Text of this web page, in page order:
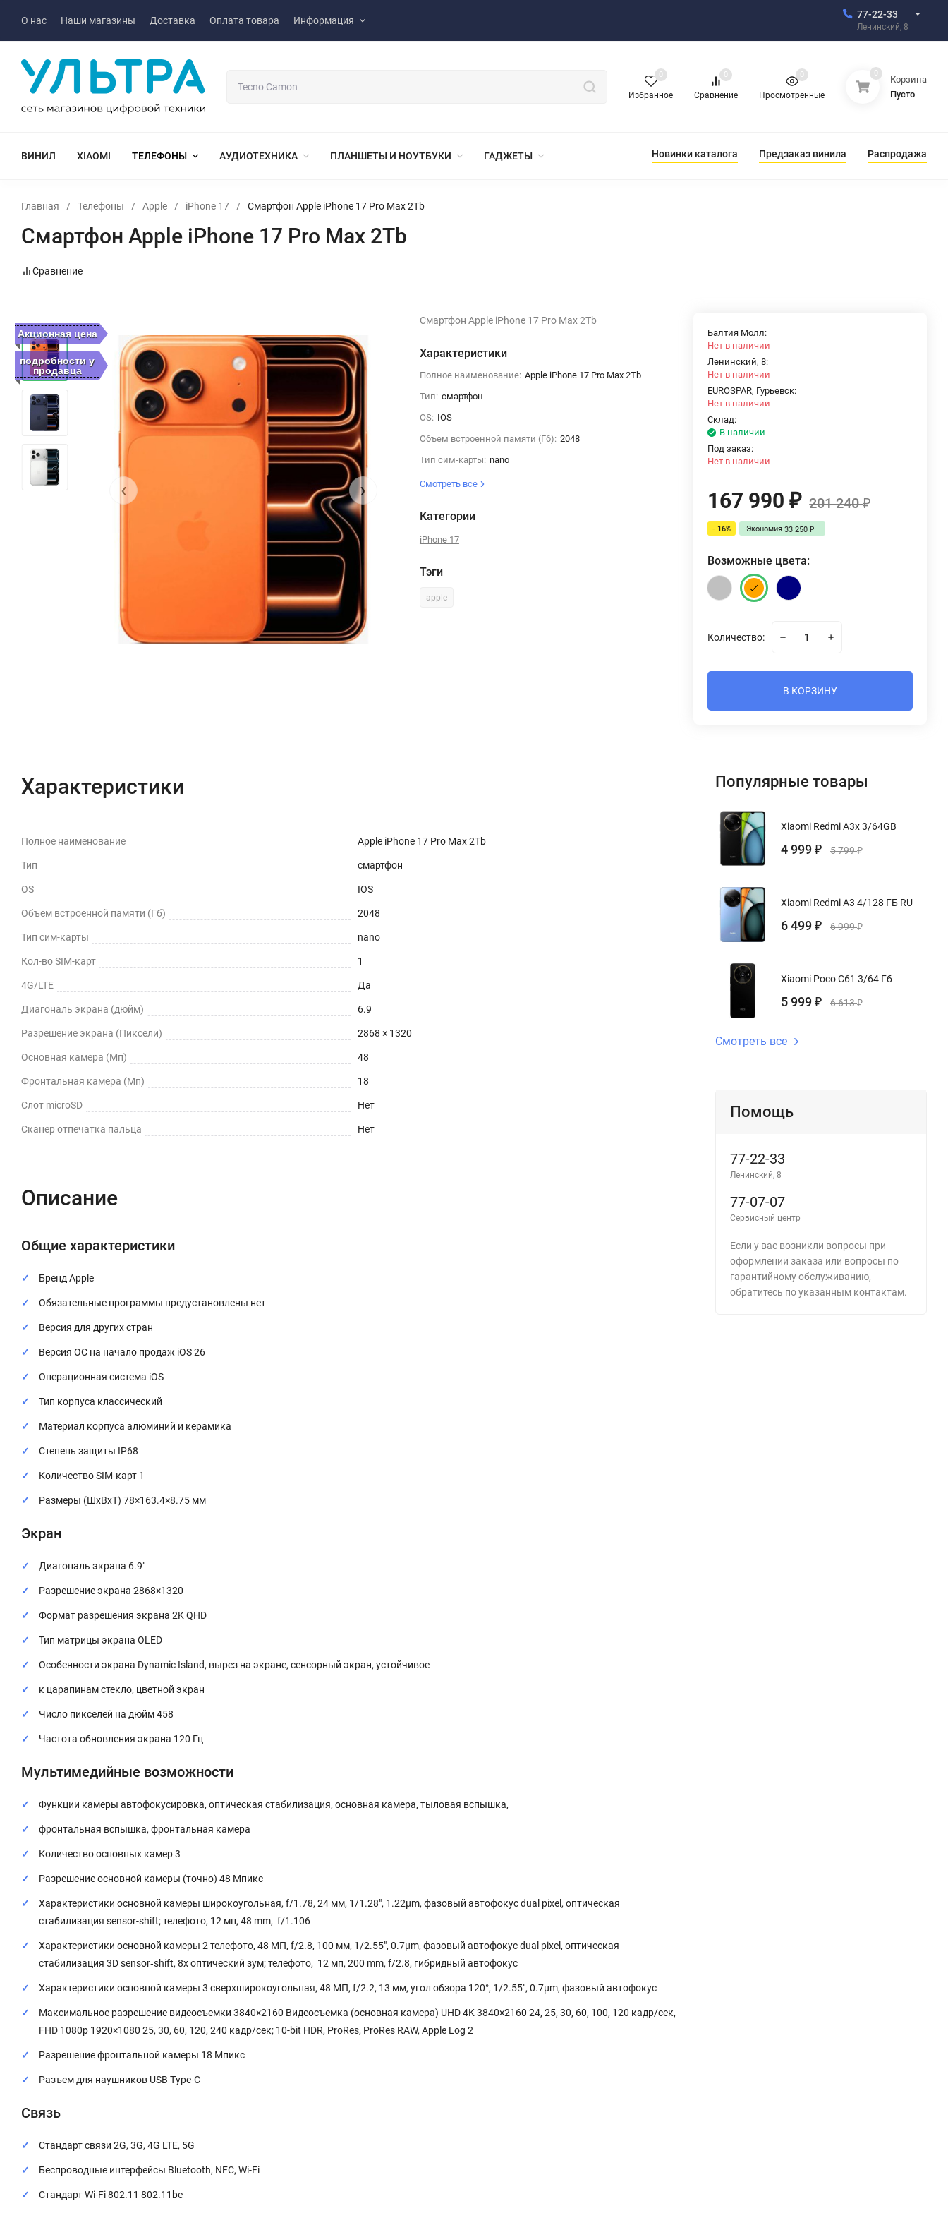
О нас Наши магазины Доставка Оплата товара Информация
77-22-33
Ленинский, 8
Избранное
0
Сравнение
0
Просмотренные
0 0
Корзина
Пусто
ВИНИЛ XIAOMI ТЕЛЕФОНЫ АУДИОТЕХНИКА ПЛАНШЕТЫ И НОУТБУКИ ГАДЖЕТЫ Новинки каталога Предзаказ винила Распродажа
Главная / Телефоны / Apple / iPhone 17 / Смартфон Apple iPhone 17 Pro Max 2Tb
Смартфон Apple iPhone 17 Pro Max 2Tb
Сравнение
‹ ›
Акционная цена
подробности у
продавца
Смартфон Apple iPhone 17 Pro Max 2Tb
Характеристики
Полное наименование: Apple iPhone 17 Pro Max 2Tb
Тип: смартфон
OS: IOS
Объем встроенной памяти (Гб): 2048
Тип сим-карты: nano
Смотреть все
Категории
iPhone 17
Тэги
apple
Балтия Молл:
Нет в наличии
Ленинский, 8:
Нет в наличии
EUROSPAR, Гурьевск:
Нет в наличии
Склад:
В наличии
Под заказ:
Нет в наличии
167 990₽ 201 240₽
- 16% Экономия33 250₽
Возможные цвета:
Количество:
В КОРЗИНУ
Характеристики
Полное наименование Apple iPhone 17 Pro Max 2Tb
Тип смартфон
OS IOS
Объем встроенной памяти (Гб) 2048
Тип сим-карты nano
Кол-во SIM-карт 1
4G/LTE Да
Диагональ экрана (дюйм) 6.9
Разрешение экрана (Пиксели) 2868 × 1320
Основная камера (Мп) 48
Фронтальная камера (Мп) 18
Слот microSD Нет
Сканер отпечатка пальца Нет
Описание
Общие характеристики
Бренд Apple
Обязательные программы предустановлены нет
Версия для других стран
Версия ОС на начало продаж iOS 26
Операционная система iOS
Тип корпуса классический
Материал корпуса алюминий и керамика
Степень защиты IP68
Количество SIM-карт 1
Размеры (ШxВxТ) 78×163.4×8.75 мм
Экран
Диагональ экрана 6.9″
Разрешение экрана 2868×1320
Формат разрешения экрана 2K QHD
Тип матрицы экрана OLED
Особенности экрана Dynamic Island, вырез на экране, сенсорный экран, устойчивое
к царапинам стекло, цветной экран
Число пикселей на дюйм 458
Частота обновления экрана 120 Гц
Мультимедийные возможности
Функции камеры автофокусировка, оптическая стабилизация, основная камера, тыловая вспышка,
фронтальная вспышка, фронтальная камера
Количество основных камер 3
Разрешение основной камеры (точно) 48 Мпикс
Характеристики основной камеры широкоугольная, f/1.78, 24 мм, 1/1.28″, 1.22µm, фазовый автофокус dual pixel, оптическая
стабилизация sensor-shift; телефото, 12 мп, 48 mm, f/1.106
Характеристики основной камеры 2 телефото, 48 МП, f/2.8, 100 мм, 1/2.55″, 0.7µm, фазовый автофокус dual pixel, оптическая
стабилизация 3D sensor‑shift, 8x оптический зум; телефото, 12 мп, 200 mm, f/2.8, гибридный автофокус
Характеристики основной камеры 3 сверхширокоугольная, 48 МП, f/2.2, 13 мм, угол обзора 120°, 1/2.55″, 0.7µm, фазовый автофокус
Максимальное разрешение видеосъемки 3840×2160 Видеосъемка (основная камера) UHD 4K 3840×2160 24, 25, 30, 60, 100, 120 кадр/сек,
FHD 1080p 1920×1080 25, 30, 60, 120, 240 кадр/сек; 10-bit HDR, ProRes, ProRes RAW, Apple Log 2
Разрешение фронтальной камеры 18 Мпикс
Разъем для наушников USB Type-C
Связь
Стандарт связи 2G, 3G, 4G LTE, 5G
Беспроводные интерфейсы Bluetooth, NFC, Wi-Fi
Стандарт Wi-Fi 802.11 802.11be
Популярные товары
Xiaomi Redmi A3x 3/64GB
4 999 ₽ 5 799₽
Xiaomi Redmi A3 4/128 ГБ RU
6 499 ₽ 6 999₽
Xiaomi Poco C61 3/64 Гб
5 999 ₽ 6 613₽
Смотреть все
Помощь
77-22-33
Ленинский, 8
77-07-07
Сервисный центр
Если у вас возникли вопросы при
оформлении заказа или вопросы по
гарантийному обслуживанию,
обратитесь по указанным контактам.